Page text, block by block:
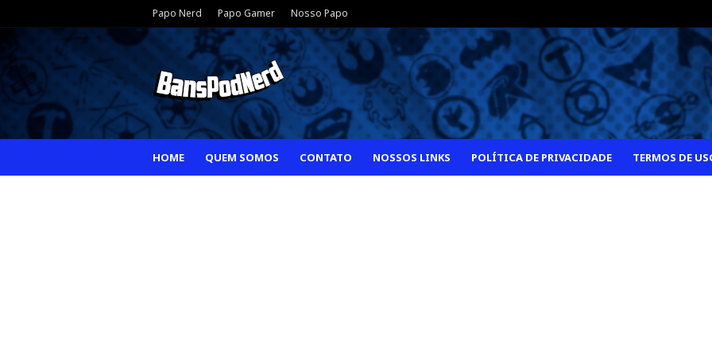
Papo Nerd Papo Gamer Nosso Papo
HOME QUEM SOMOS CONTATO NOSSOS LINKS POLÍTICA DE PRIVACIDADE TERMOS DE